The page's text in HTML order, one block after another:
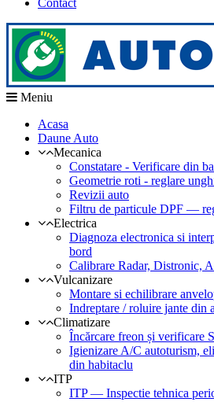
Contact
Meniu
Acasa
Daune Auto
Mecanica
Constatare - Verificare din
Geometrie roti - reglare
Revizii auto
Filtru de particule DPF —
Electrica
Diagnoza electronica si
bord
Calibrare Radar, Distronic,
Vulcanizare
Montare si echilibrare
Indreptare / roluire jante din
Climatizare
Încărcare freon și verificare
Igienizare A/C autoturism,
din habitaclu
ITP
ITP — Inspectie tehnica